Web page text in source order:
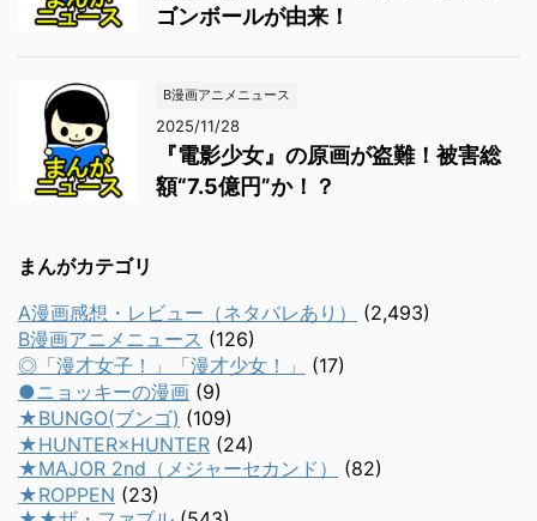
ゴンボールが由来！
B漫画アニメニュース
2025/11/28
『電影少女』の原画が盗難！被害総
額“7.5億円”か！？
まんがカテゴリ
A漫画感想・レビュー（ネタバレあり）
(2,493)
B漫画アニメニュース (126)
◎「漫才女子！」「漫才少女！」
(17)
●ニョッキーの漫画 (9)
★BUNGO(ブンゴ) (109)
★HUNTER×HUNTER (24)
★MAJOR 2nd（メジャーセカンド）
(82)
★ROPPEN (23)